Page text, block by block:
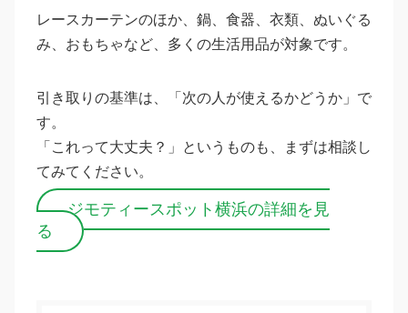
レースカーテンのほか、鍋、食器、衣類、ぬいぐる
み、おもちゃなど、多くの生活用品が対象です。
引き取りの基準は、「次の人が使えるかどうか」で
す。
「これって大丈夫？」というものも、まずは相談し
てみてください。
ジモティースポット横浜の詳細を見
る